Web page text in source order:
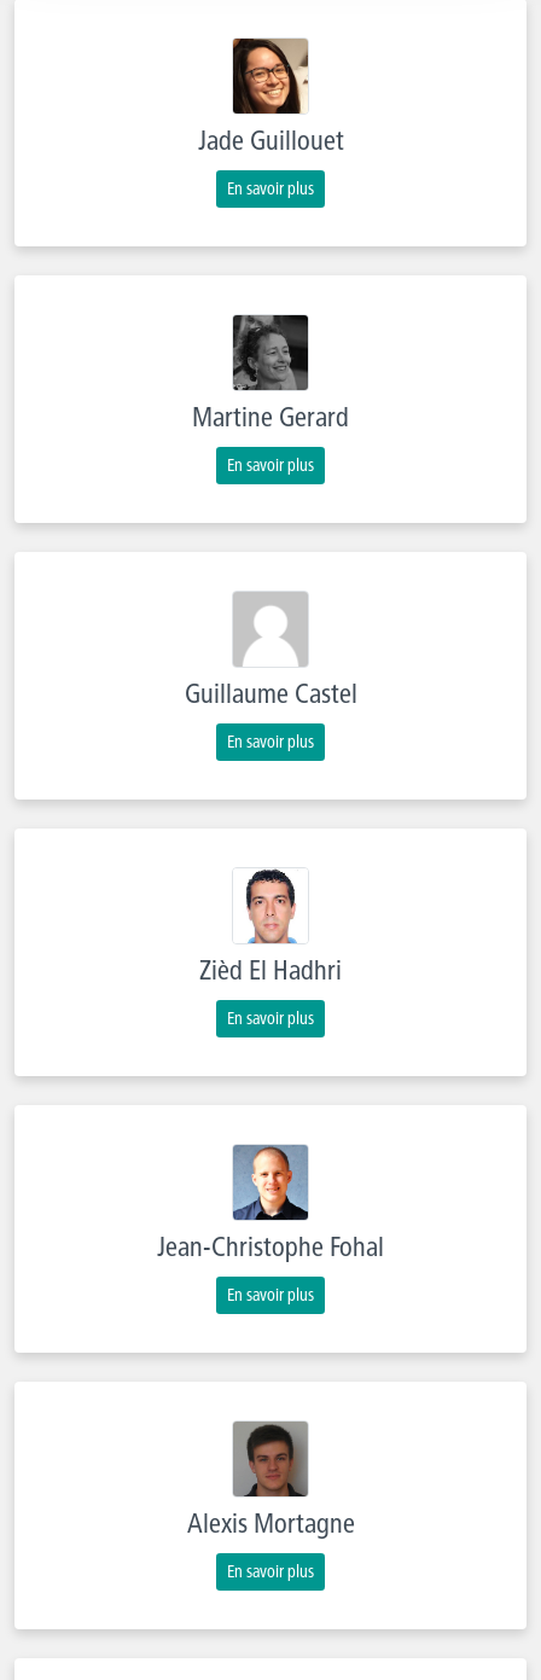
Jade Guillouet
En savoir plus
Martine Gerard
En savoir plus
Guillaume Castel
En savoir plus
Zièd El Hadhri
En savoir plus
Jean-Christophe Fohal
En savoir plus
Alexis Mortagne
En savoir plus